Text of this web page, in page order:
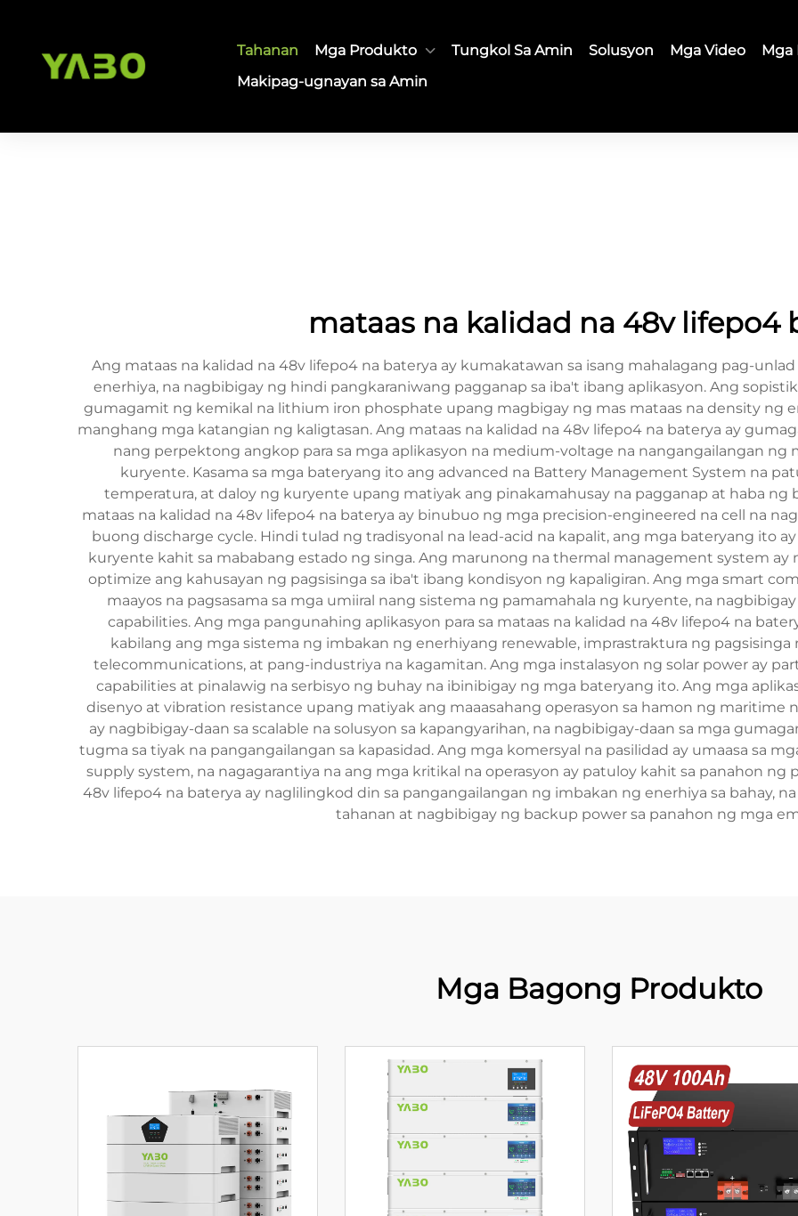
Tahanan Mga Produkto Tungkol Sa Amin Solusyon Mga Video Mga
Makipag-ugnayan sa Amin
mataas na kalidad na 48v lifepo4
Ang mataas na kalidad na 48v lifepo4 na baterya ay kumakatawan sa isang mahalagang pag-
enerhiya, na nagbibigay ng hindi pangkaraniwang pagganap sa iba't ibang aplikasyon. Ang
gumagamit ng kemikal na lithium iron phosphate upang magbigay ng mas mataas na density ng
manghang mga katangian ng kaligtasan. Ang mataas na kalidad na 48v lifepo4 na baterya ay
nang perpektong angkop para sa mga aplikasyon na medium-voltage na nangangailangan ng
kuryente. Kasama sa mga bateryang ito ang advanced na Battery Management System na
temperatura, at daloy ng kuryente upang matiyak ang pinakamahusay na pagganap at haba ng
mataas na kalidad na 48v lifepo4 na baterya ay binubuo ng mga precision-engineered na cell na
buong discharge cycle. Hindi tulad ng tradisyonal na lead-acid na kapalit, ang mga bateryang ito
kuryente kahit sa mababang estado ng singa. Ang marunong na thermal management system ay
optimize ang kahusayan ng pagsisinga sa iba't ibang kondisyon ng kapaligiran. Ang mga smart
maayos na pagsasama sa mga umiiral nang sistema ng pamamahala ng kuryente, na
capabilities. Ang mga pangunahing aplikasyon para sa mataas na kalidad na 48v lifepo4 na
kabilang ang mga sistema ng imbakan ng enerhiyang renewable, imprastraktura ng pagsisinga
telecommunications, at pang-industriya na kagamitan. Ang mga instalasyon ng solar power ay
capabilities at pinalawig na serbisyo ng buhay na ibinibigay ng mga bateryang ito. Ang mga
disenyo at vibration resistance upang matiyak ang maaasahang operasyon sa hamon ng maritime
ay nagbibigay-daan sa scalable na solusyon sa kapangyarihan, na nagbibigay-daan sa mga
tugma sa tiyak na pangangailangan sa kapasidad. Ang mga komersyal na pasilidad ay umaasa sa
supply system, na nagagarantiya na ang mga kritikal na operasyon ay patuloy kahit sa panahon ng
48v lifepo4 na baterya ay naglilingkod din sa pangangailangan ng imbakan ng enerhiya sa bahay,
tahanan at nagbibigay ng backup power sa panahon ng mga
Mga Bagong Produkto